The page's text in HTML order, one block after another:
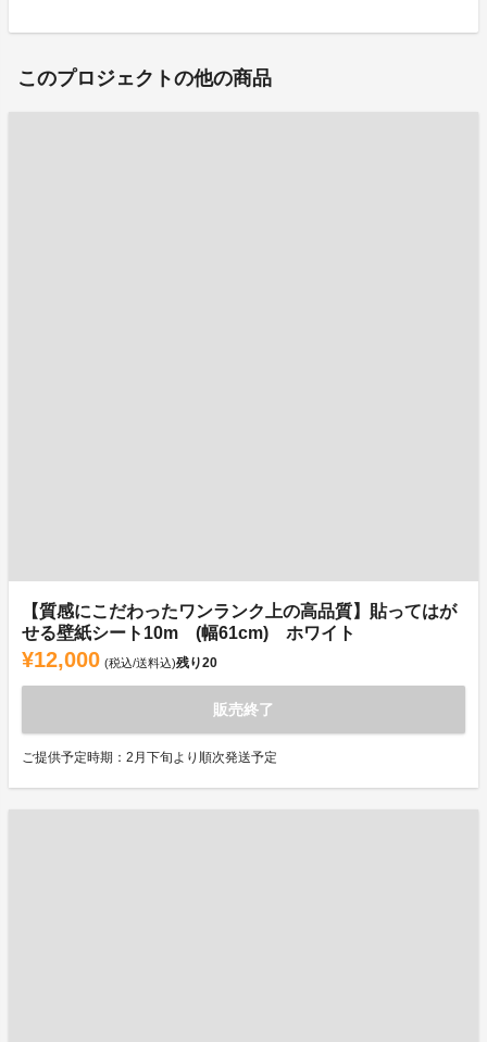
このプロジェクトの他の商品
【質感にこだわったワンランク上の高品質】貼ってはが
せる壁紙シート10m (幅61cm) ホワイト
¥12,000 (税込/送料込)残り20
販売終了
ご提供予定時期：2月下旬より順次発送予定